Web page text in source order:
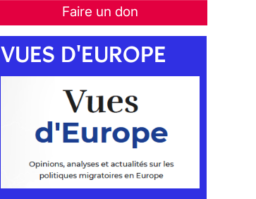
Faire un don
VUES D'EUROPE